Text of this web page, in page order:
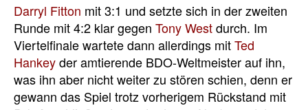
Darryl Fitton mit 3:1 und setzte sich in der zweiten
Runde mit 4:2 klar gegen Tony Westdurch. Im
Viertelfinale wartete dann allerdings mitTed
Hankeyder amtierende BDO-Weltmeister auf ihn,
was ihn aber nicht weiter zu stören schien, denn er
gewann das Spiel trotz vorherigem Rückstand mit